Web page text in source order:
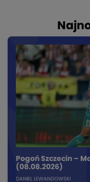
Pogoń Szczecin –
(08.08.2026)
DANIEL LEWANDOWSKI